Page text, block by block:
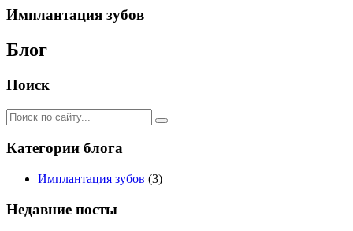
Имплантация зубов
Блог
Поиск
Категории блога
Имплантация зубов (3)
Недавние посты